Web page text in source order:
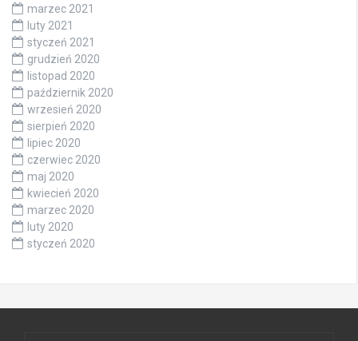
marzec 2021
luty 2021
styczeń 2021
grudzień 2020
listopad 2020
październik 2020
wrzesień 2020
sierpień 2020
lipiec 2020
czerwiec 2020
maj 2020
kwiecień 2020
marzec 2020
luty 2020
styczeń 2020